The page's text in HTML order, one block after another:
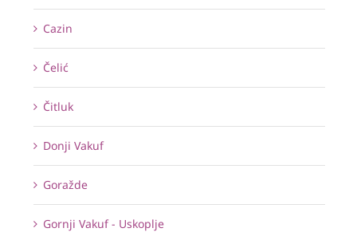
Cazin
Čelić
Čitluk
Donji Vakuf
Goražde
Gornji Vakuf - Uskoplje